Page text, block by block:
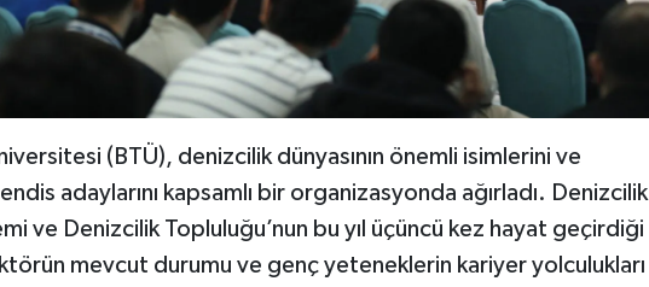
(BTÜ), denizcilik dünyasının önemli isimlerini ve
adaylarını kapsamlı bir organizasyonda ağırladı. Denizcilik
ve Denizcilik Topluluğu’nun bu yıl üçüncü kez hayat geçirdiği
mevcut durumu ve genç yeteneklerin kariyer yolculukları